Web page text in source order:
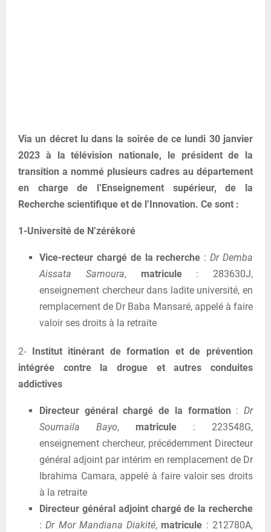
Via un décret lu dans la soirée de ce lundi 30 janvier
2023 à la télévision nationale, le président de la
transition a nommé plusieurs cadres au département
en charge de l’Enseignement supérieur, de la
Recherche scientifique et de l’Innovation. Ce sont :
1-Université de N’zérékoré
Vice-recteur chargé de la recherche :Dr Demba
Aissata Samoura, matricule: 283630J,
enseignement chercheur dans ladite université, en
remplacement de Dr Baba Mansaré, appelé à faire
valoir ses droits à la retraite
2- Institut itinérant de formation et de prévention
intégrée contre la drogue et autres conduites
addictives
Directeur général chargé de la formation :Dr
Soumaila Bayo, matricule : 223548G,
enseignement chercheur, précédemment Directeur
général adjoint par intérim en remplacement de Dr
Ibrahima Camara, appelé à faire valoir ses droits
à la retraite
Directeur général adjoint chargé de la recherche
:Dr Mor Mandiana Diakité, matricule : 212780A,